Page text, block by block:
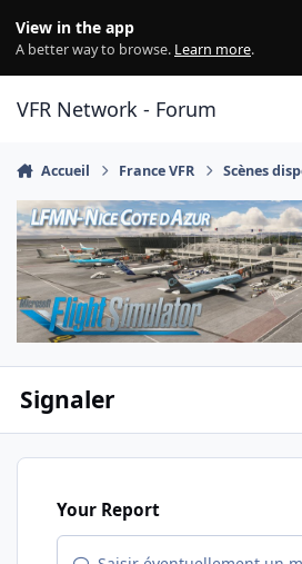
View in the app
A better way to browse. Learn more.
VFR Network - Forum
Accueil France VFR Scènes
Signaler
Your Report